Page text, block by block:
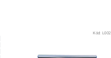
Kód: L002